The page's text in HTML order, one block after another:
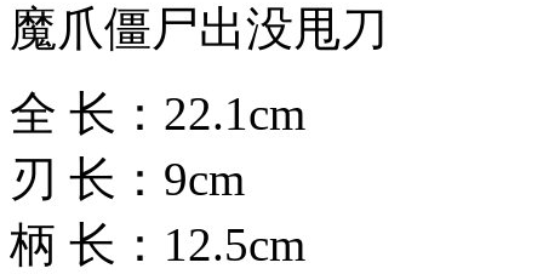
魔爪僵尸出没甩刀
全 长：22.1cm
刃 长：9cm
柄 长：12.5cm